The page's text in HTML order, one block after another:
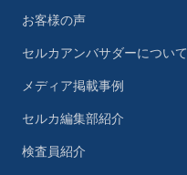
お客様の声
セルカアンバサダーについて
メディア掲載事例
セルカ編集部紹介
検査員紹介